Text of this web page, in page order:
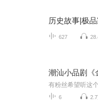
历史故事|极
627
潮汕小品剧《
6